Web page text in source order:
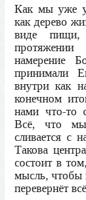
Как мы уже
как дерево
виде
намерение
принимали
внутри как
конечном
нами что-то
Всё, что мы
сливается с
Такова
состоит в
мысль, чтобы
перевернёт